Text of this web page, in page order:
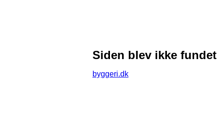
Siden blev ikke fundet
byggeri.dk